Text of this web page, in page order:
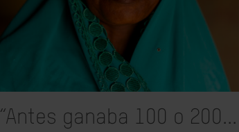
“Antes ganaba 100 o 200...